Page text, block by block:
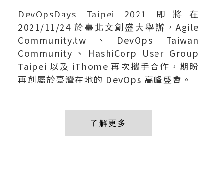
DevOpsDays Taipei 2021 即將在
2021/11/24 於臺北文創盛大舉辦，Agile
Community.tw、DevOps Taiwan
Community、HashiCorp User Group
Taipei 以及 iThome 再次攜手合作，期盼
再創屬於臺灣在地的 DevOps 高峰盛會。
了解更多